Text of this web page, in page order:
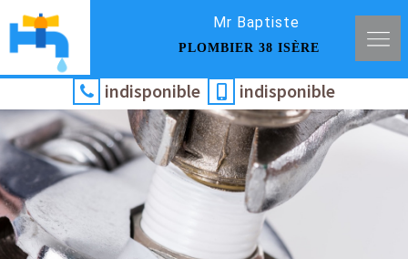
Mr Baptiste
PLOMBIER 38 ISÈRE
indisponible indisponible